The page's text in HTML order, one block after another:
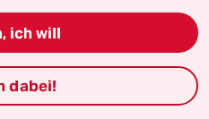
ich will
dabei!